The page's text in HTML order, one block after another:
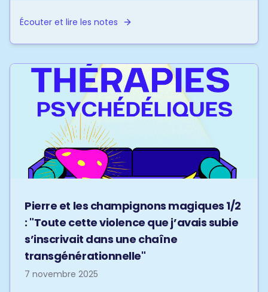
Écouter et lire les notes
Pierre et les champignons magiques 1/2
: "Toute cette violence que j’avais subie
s’inscrivait dans une chaîne
transgénérationnelle"
7 novembre 2025